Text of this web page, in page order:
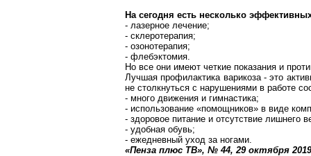
На сегодня есть несколько
- лазерное лечение;
- склеротерапия;
- озонотерапия;
- флебэктомия.
Но все они имеют четкие показания и
Лучшая профилактика варикоза- это
не столкнуться с нарушениями в работе
- много движения и гимнастика;
- использование «помощников» в виде
- здоровое питание и отсутствие лишнего
- удобная обувь;
- ежедневный уход за ногами.
«Пенза плюс ТВ», № 44, 29 октября